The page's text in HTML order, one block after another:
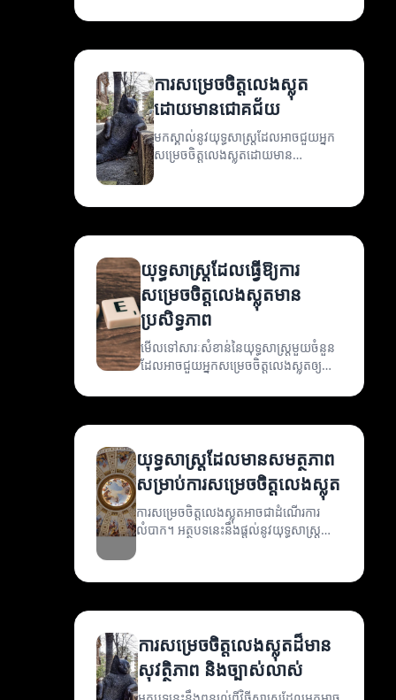
ការសម្រេចចិត្តលេងស្លុត
ដោយមានជោគជ័យ
មកស្គាល់នូវយុទ្ធសាស្ត្រដែលអាចជួយអ្នក
សម្រេចចិត្តលេងស្លុតដោយមាន
យុទ្ធសាស្ត្រដែលធ្វើឱ្យការ
សម្រេចចិត្តលេងស្លុតមាន
ប្រសិទ្ធភាព
មើលទៅសារៈសំខាន់នៃយុទ្ធសាស្ត្រមួយចំនួន
ដែលអាចជួយអ្នកសម្រេចចិត្តលេងស្លុតឲ្យមាន
យុទ្ធសាស្ត្រដែលមានសមត្ថភាព
សម្រាប់ការសម្រេចចិត្តលេងស្លុត
ការសម្រេចចិត្តលេងស្លុតអាចជាដំណើរការ
លំបាក។ អត្ថបទនេះនឹងផ្តល់នូវយុទ្ធសាស្ត្រ
ដែលអាចជួយអ្នកធ្វើការសម្រេចចិត្តបានល្អ
ការសម្រេចចិត្តលេងស្លុតដ៏មាន
សុវត្ថិភាព និងច្បាស់លាស់